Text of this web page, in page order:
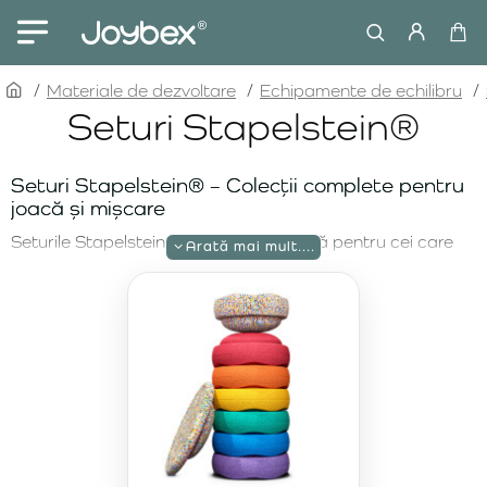
Seturi Stapelstein®
homeMateriale de dezvoltare Echipamente de echilibru
Seturi Stapelstein® – Colecții complete pentru
joacă și mișcare
Seturile Stapelstein® sunt soluția ideală pentru cei care
caută pachete complexe pentru distracție, exerciții și
învățare creativă. Fiecare set oferă combinații unice de
pietre de echilibru și accesorii care oferă posibilități
nelimitate de joacă. Datorită designului lor ecologic și
manevrabilității ușoare, sunt potrivite pentru copii de toate
Stapelstein Rainbow Set Complete Pastel –
Culori delicate și posibilități nelimitate
Stapelstein Rainbow Set Complete Pastel